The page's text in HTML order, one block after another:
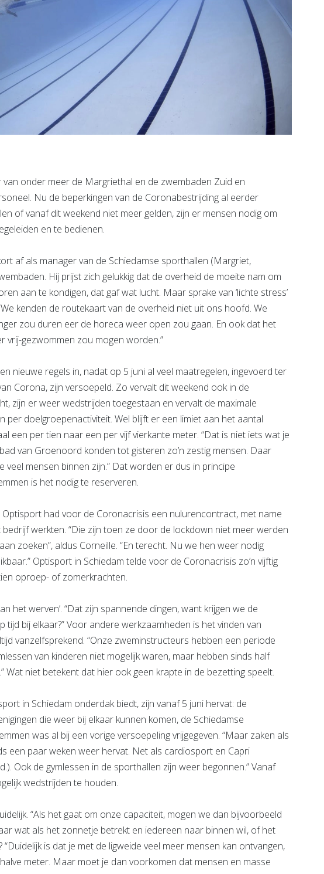
onder meer de Margriethal en de zwembaden Zuid en
Nu de beperkingen van de Coronabestrijding al eerder
of vanaf dit weekend niet meer gelden, zijn er mensen nodig om
en te bedienen.
af als manager van de Schiedamse sporthallen (Margriet,
Hij prijst zich gelukkig dat de overheid de moeite nam om
aan te kondigen, dat gaf wat lucht. Maar sprake van ‘lichte stress’
kenden de routekaart van de overheid niet uit ons hoofd. We
zou duren eer de horeca weer open zou gaan. En ook dat het
vrij-gezwommen zou mogen worden.”
nieuwe regels in, nadat op 5 juni al veel maatregelen, ingevoerd ter
Corona, zijn versoepeld. Zo vervalt dit weekend ook in de
zijn er weer wedstrijden toegestaan en vervalt de maximale
per doelgroepenactiviteit. Wel blijft er een limiet aan het aantal
een per tien naar een per vijf vierkante meter. “Dat is niet iets wat je
van Groenoord konden tot gisteren zo’n zestig mensen. Daar
mensen binnen zijn.” Dat worden er dus in principe
is het nodig te reserveren.
had voor de Coronacrisis een nulurencontract, met name
werkten. “Die zijn toen ze door de lockdown niet meer werden
zoeken”, aldus Corneille. “En terecht. Nu we hen weer nodig
Optisport in Schiedam telde voor de Coronacrisis zo’n vijftig
oproep- of zomerkrachten.
het werven’. “Dat zijn spannende dingen, want krijgen we de
tijd bij elkaar?” Voor andere werkzaamheden is het vinden van
vanzelfsprekend. “Onze zweminstructeurs hebben een periode
van kinderen niet mogelijk waren, maar hebben sinds half
Wat niet betekent dat hier ook geen krapte in de bezetting speelt.
in Schiedam onderdak biedt, zijn vanaf 5 juni hervat: de
die weer bij elkaar kunnen komen, de Schiedamse
was al bij een vorige versoepeling vrijgegeven. “Maar zaken als
een paar weken weer hervat. Net als cardiosport en Capri
Ook de gymlessen in de sporthallen zijn weer begonnen.” Vanaf
wedstrijden te houden.
“Als het gaat om onze capaciteit, mogen we dan bijvoorbeeld
wat als het zonnetje betrekt en iedereen naar binnen wil, of het
is dat je met de ligweide veel meer mensen kan ontvangen,
meter. Maar moet je dan voorkomen dat mensen en masse